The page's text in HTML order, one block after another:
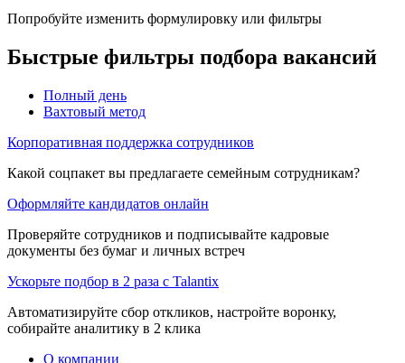
Попробуйте изменить формулировку или фильтры
Быстрые фильтры подбора вакансий
Полный день
Вахтовый метод
Корпоративная поддержка сотрудников
Какой соцпакет вы предлагаете семейным сотрудникам?
Оформляйте кандидатов онлайн
Проверяйте сотрудников и подписывайте кадровые
документы без бумаг и личных встреч
Ускорьте подбор в 2 раза с Talantix
Автоматизируйте сбор откликов, настройте воронку,
собирайте аналитику в 2 клика
О компании